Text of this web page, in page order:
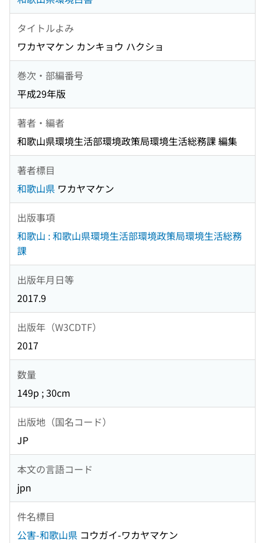
タイトルよみ
ワカヤマケン カンキョウ ハクショ
巻次・部編番号
平成29年版
著者・編者
和歌山県環境生活部環境政策局環境生活総務課 編集
著者標目
和歌山県 ワカヤマケン
出版事項
和歌山 : 和歌山県環境生活部環境政策局環境生活総務
課
出版年月日等
2017.9
出版年（W3CDTF）
2017
数量
149p ; 30cm
出版地（国名コード）
JP
本文の言語コード
jpn
件名標目
公害-和歌山県 コウガイ-ワカヤマケン